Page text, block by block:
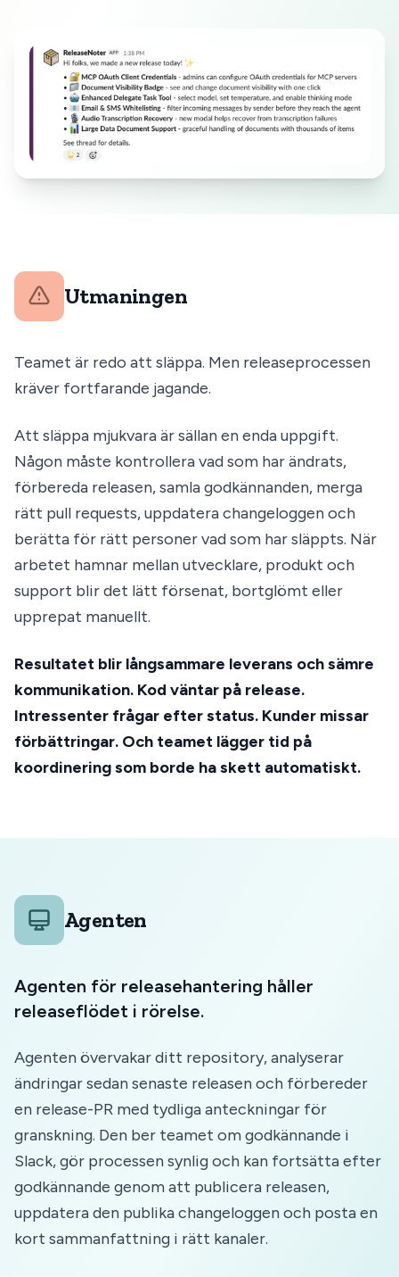
Utmaningen
Teamet är redo att släppa. Men releaseprocessen
kräver fortfarande jagande.
Att släppa mjukvara är sällan en enda uppgift.
Någon måste kontrollera vad som har ändrats,
förbereda releasen, samla godkännanden, merga
rätt pull requests, uppdatera changeloggen och
berätta för rätt personer vad som har släppts. När
arbetet hamnar mellan utvecklare, produkt och
support blir det lätt försenat, bortglömt eller
upprepat manuellt.
Resultatet blir långsammare leverans och sämre
kommunikation. Kod väntar på release.
Intressenter frågar efter status. Kunder missar
förbättringar. Och teamet lägger tid på
koordinering som borde ha skett automatiskt.
Agenten
Agenten för releasehantering håller
releaseflödet i rörelse.
Agenten övervakar ditt repository, analyserar
ändringar sedan senaste releasen och förbereder
en release-PR med tydliga anteckningar för
granskning. Den ber teamet om godkännande i
Slack, gör processen synlig och kan fortsätta efter
godkännande genom att publicera releasen,
uppdatera den publika changeloggen och posta en
kort sammanfattning i rätt kanaler.